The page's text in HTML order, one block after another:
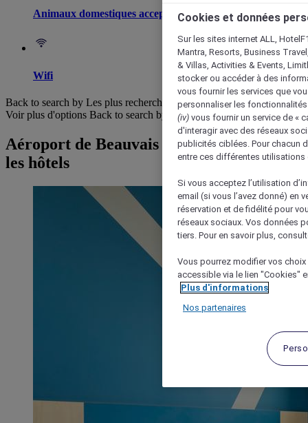
Animaux domestiques acceptés
Wifi
Back to search by Les plus recherchés
Voir plus d'options Back to search by categories
Aéroport de Beauvais - Tillé : Parcourir
les hôtels
Cookies et données
Sur les sites internet ALL,
Mantra, Resorts, Business
& Villas, Activities & Events,
stocker ou accéder à des
vous fournir les services que
personnaliser les
(iv) vous fournir un service de «
d'interagir avec des réseaux
publicités ciblées. Pour chacun
entre ces différentes utilisations
Si vous acceptez l’utilisation
email (si vous l’avez donné) en
réservation et de fidélité pour
réseaux sociaux. Vos données
tiers. Pour en savoir plus,
Vous pourrez modifier vos
accessible via le lien "Cookies"
Plus d'informations
Nos partenaires